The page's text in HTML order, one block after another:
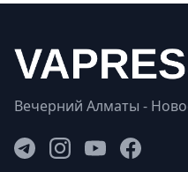
Вечерний Алматы -